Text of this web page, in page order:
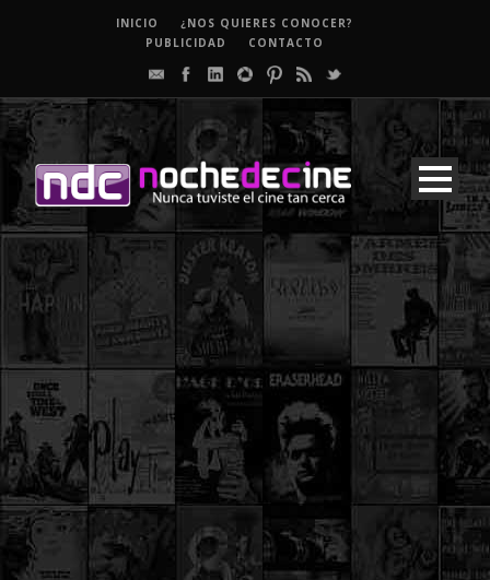
INICIO
¿NOS QUIERES CONOCER?
PUBLICIDAD
CONTACTO